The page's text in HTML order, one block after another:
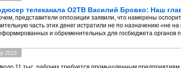
телеканала О2ТВ Василий Бровко: Наш
представители оппозиции заявили, что намерены
часть этих денег истратили не по назначению «не
и обременительных для госбюджета органов
2013